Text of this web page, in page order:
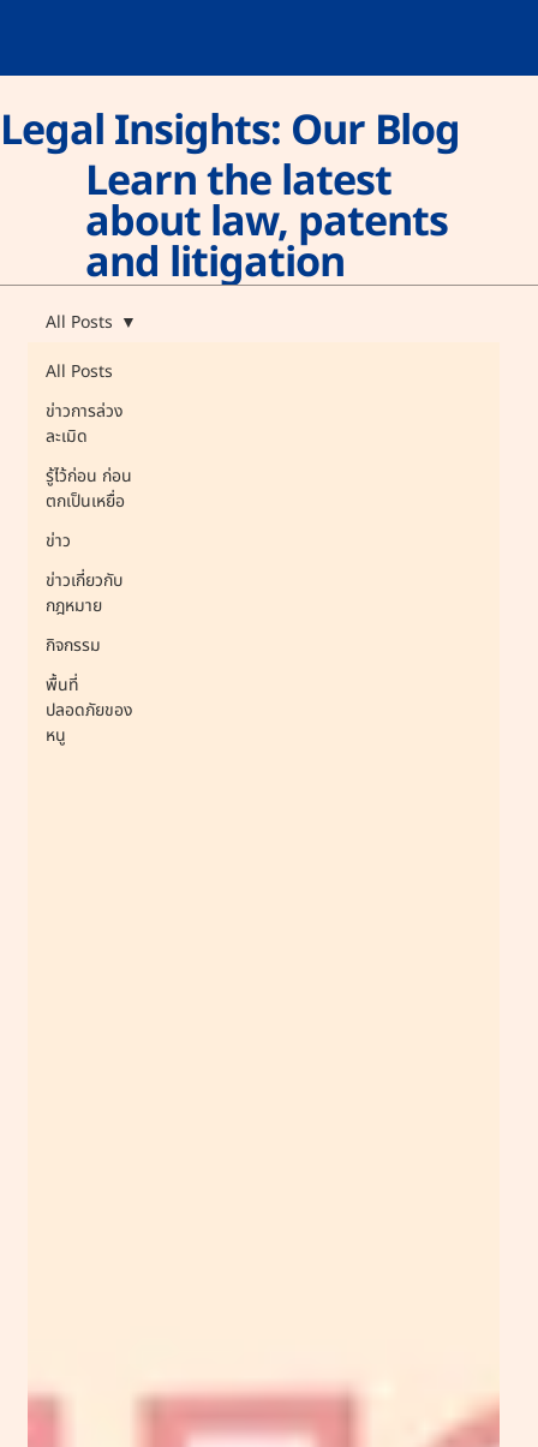
Learn the latest
about law, patents
and litigation
Legal Insights: Our Blog
All Posts
ข่าวการล่วง
ละเมิด
รู้ไว้ก่อน ก่อน
ตกเป็นเหยื่อ
ข่าว
ข่าวเกี่ยวกับ
กฎหมาย
กิจกรรม
พื้นที่
ปลอดภัยของ
หนู
All Posts